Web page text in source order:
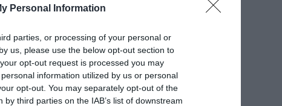
Personal Information
parties, or processing of your personal or
us, please use the below opt-out section to
opt-out request is processed you may
information utilized by us or personal
opt-out. You may separately opt-out of the
third parties on the IAB’s list of downstream